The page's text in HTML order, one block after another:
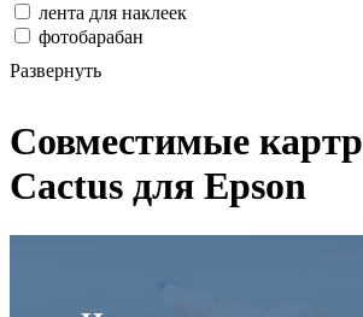
лента для наклеек
фотобарабан
Развернуть
Совместимые
Cactus для Epson